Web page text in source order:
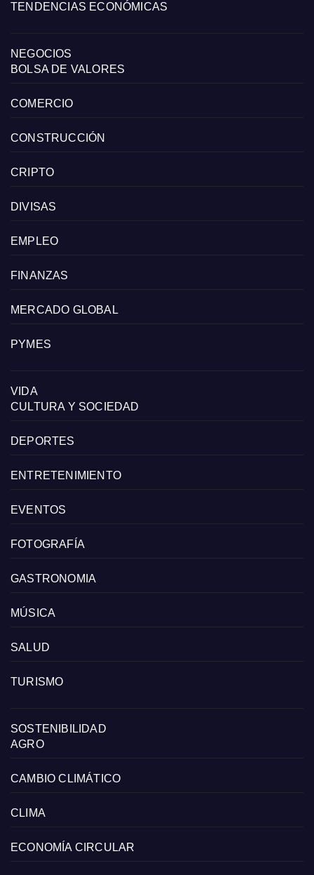
TENDENCIAS ECONÓMICAS
NEGOCIOS
BOLSA DE VALORES
COMERCIO
CONSTRUCCIÓN
CRIPTO
DIVISAS
EMPLEO
FINANZAS
MERCADO GLOBAL
PYMES
VIDA
CULTURA Y SOCIEDAD
DEPORTES
ENTRETENIMIENTO
EVENTOS
FOTOGRAFÍA
GASTRONOMIA
MÚSICA
SALUD
TURISMO
SOSTENIBILIDAD
AGRO
CAMBIO CLIMÁTICO
CLIMA
ECONOMÍA CIRCULAR